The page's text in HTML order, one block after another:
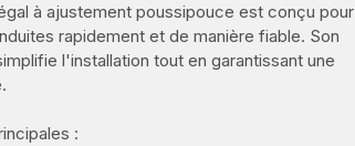
à ajustement poussipouce est conçu pour
rapidement et de manière fiable. Son
l'installation tout en garantissant une
: